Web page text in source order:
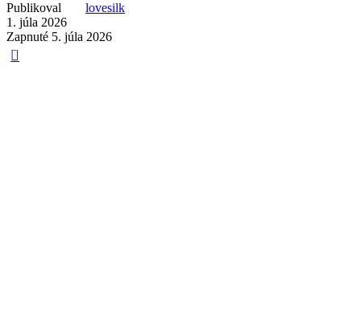
Publikoval
lovesilk
1. júla 2026
Zapnuté 5. júla 2026
0